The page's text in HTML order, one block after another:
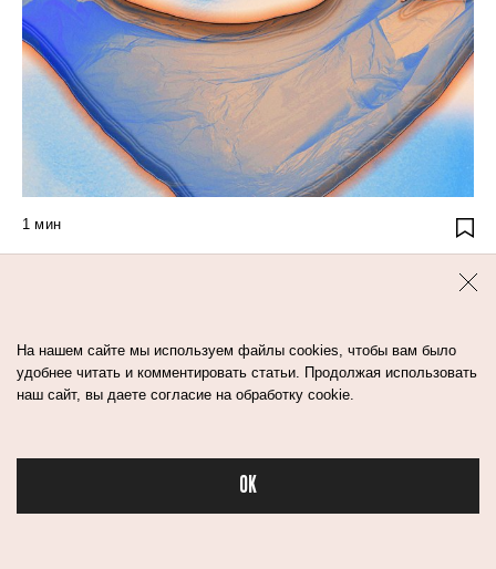
Бьюти в спорте
1 мин
МЕНЬШЕ СОЛИ
ПОБЕДИТЬ МЕШКИ ПОД
ГЛАЗАМИ
На нашем сайте мы используем файлы cookies, чтобы вам было
удобнее читать и комментировать статьи. Продолжая использовать
наш сайт, вы даете согласие на обработку cookie.
OK